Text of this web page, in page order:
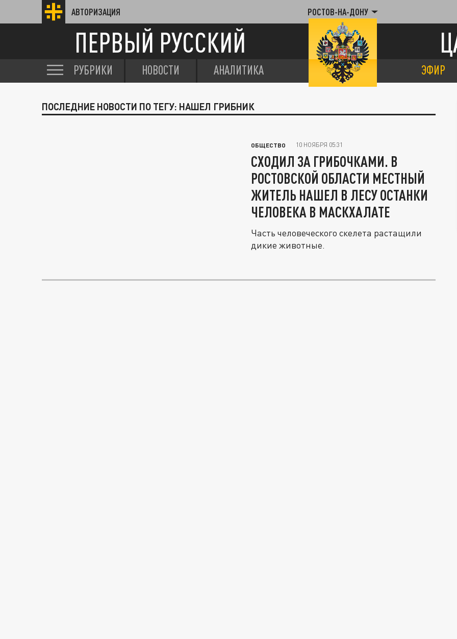
АВТОРИЗАЦИЯ РОСТОВ-НА-ДОНУ
ПЕРВЫЙ РУССКИЙ
РУБРИКИ НОВОСТИ АНАЛИТИКА ЭФИР
ПОСЛЕДНИЕ НОВОСТИ ПО ТЕГУ: НАШЕЛ ГРИБНИК
ОБЩЕСТВО 10 НОЯБРЯ 05:31
СХОДИЛ ЗА ГРИБОЧКАМИ. В
РОСТОВСКОЙ ОБЛАСТИ МЕСТНЫЙ
ЖИТЕЛЬ НАШЕЛ В ЛЕСУ ОСТАНКИ
ЧЕЛОВЕКА В МАСКХАЛАТЕ
Часть человеческого скелета растащили
дикие животные.